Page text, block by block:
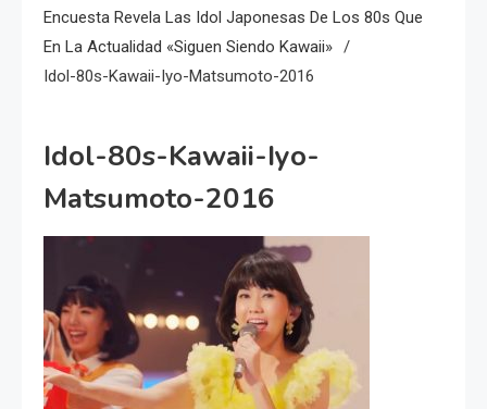
Encuesta Revela Las Idol Japonesas De Los 80s Que
En La Actualidad «siguen Siendo Kawaii»
Idol-80s-Kawaii-Iyo-Matsumoto-2016
Idol-80s-Kawaii-Iyo-
Matsumoto-2016